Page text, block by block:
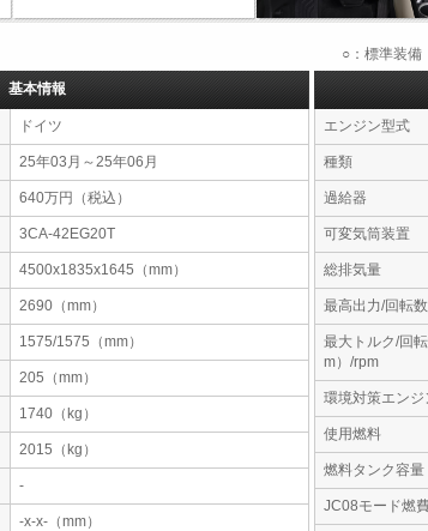
○：標準装
基本情報
ドイツ
25年03月～25年06月
640万円（税込）
3CA-42EG20T
4500x1835x1645（mm）
2690（mm）
1575/1575（mm）
205（mm）
1740（kg）
2015（kg）
-
-x-x-（mm）
エンジン型式
種類
過給器
可変気筒装置
総排気量
最高出力/回転
最大トルク/回
m）/rpm
環境対策エンジ
使用燃料
燃料タンク容量
JC08モード燃